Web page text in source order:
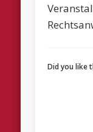
Did you like